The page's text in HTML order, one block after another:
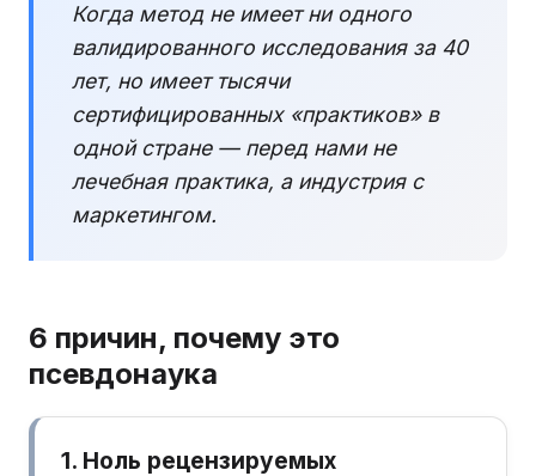
Когда метод не имеет ни одного
валидированного исследования за 40
лет, но имеет тысячи
сертифицированных «практиков» в
одной стране — перед нами не
лечебная практика, а индустрия с
маркетингом.
6 причин, почему это
псевдонаука
1. Ноль рецензируемых